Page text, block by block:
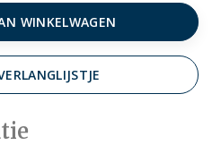
WINKELWAGEN